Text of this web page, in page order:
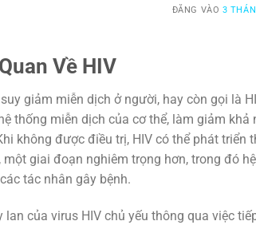
ĐĂNG VÀO 3
Về HIV
giảm miễn dịch ở người, hay còn gọi là
thống miễn dịch của cơ thể, làm giảm
không được điều trị, HIV có thể phát triển
một giai đoạn nghiêm trọng hơn, trong đó
tác nhân gây bệnh.
của virus HIV chủ yếu thông qua việc